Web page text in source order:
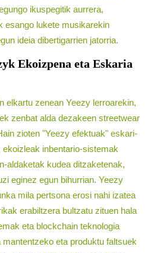
ikuspegitik aurrera,
esango lukete musikarekin
ideia dibertigarrien jatorria.
Ekoizpena eta Eskaria
elkartu zenean Yeezy lerroarekin,
zenbat alda dezakeen streetwear
zioten "Yeezy efektuak" eskari-
inbentario-sistemak
aldaketak kudea ditzaketenak,
eginez egun bihurrian. Yeezy
mila pertsona erosi nahi izatea
erabiltzera bultzatu zituen hala
eta blockchain teknologia
eta produktu faltsuek